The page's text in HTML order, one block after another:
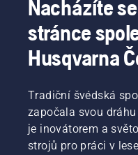
Nacházíte
stránce
Husqvarna
Tradiční švédská
započala svou
je inovátorem a
strojů pro práci v